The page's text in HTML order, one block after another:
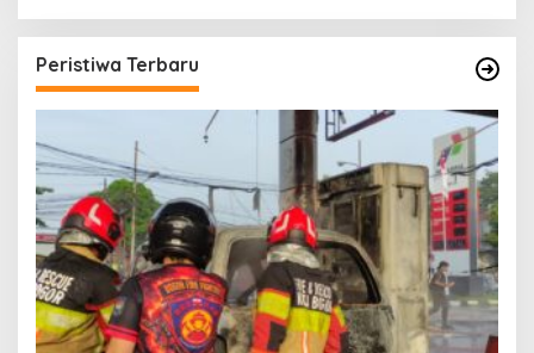
Peristiwa Terbaru